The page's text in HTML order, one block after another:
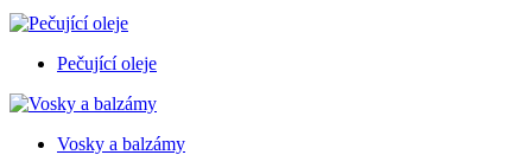
Pečující oleje
Vosky a balzámy